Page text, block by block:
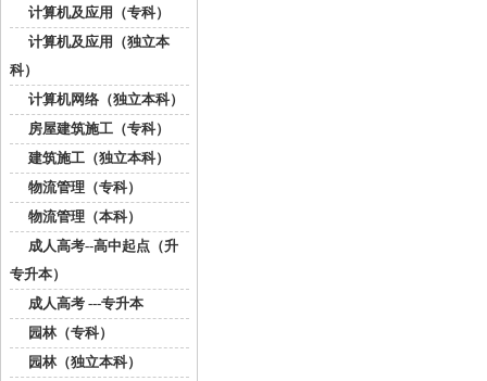
计算机及应用（专科）
计算机及应用（独立本
科）
计算机网络（独立本科）
房屋建筑施工（专科）
建筑施工（独立本科）
物流管理（专科）
物流管理（本科）
成人高考--高中起点（升
专升本）
成人高考 ---专升本
园林（专科）
园林（独立本科）